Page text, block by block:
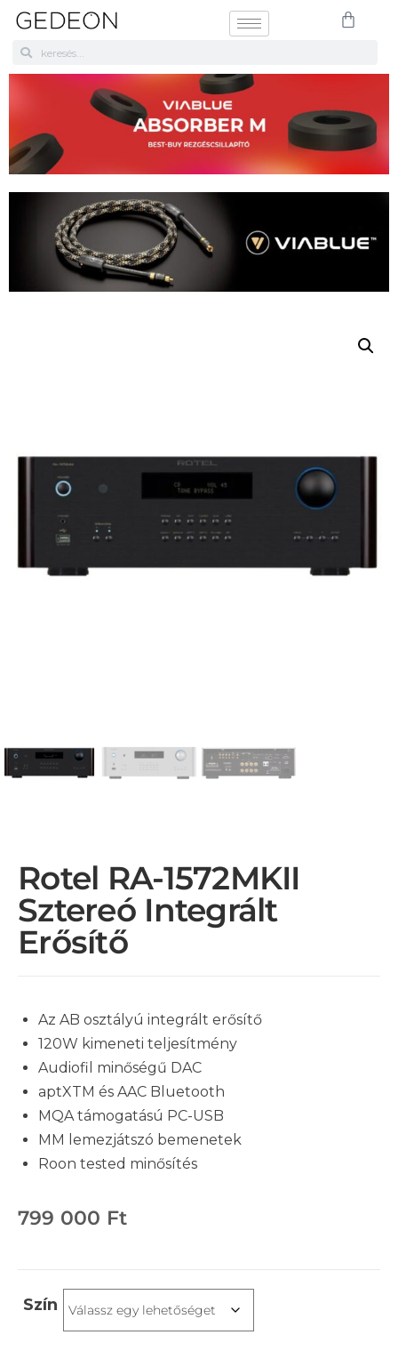
Rotel RA-1572MKII
Sztereó Integrált
Erősítő
Az AB osztályú integrált erősítő
120W kimeneti teljesítmény
Audiofil minőségű DAC
aptXTM és AAC Bluetooth
MQA támogatású PC-USB
MM lemezjátszó bemenetek
Roon tested minősítés
799 000 Ft
Szín